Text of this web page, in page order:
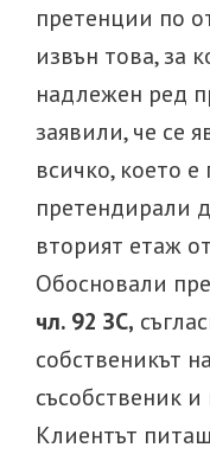
претенции по
извън това, за
надлежен ред
заявили, че се
всичко, което
претендирали
вторият етаж
Обосновали
чл. 92 ЗС,
собственикът
съсобственик и
Клиентът